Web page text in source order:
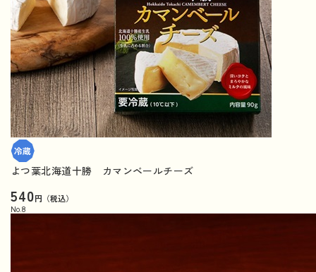
よつ葉北海道十勝 カマンベールチーズ
540円（税込）
No. 8